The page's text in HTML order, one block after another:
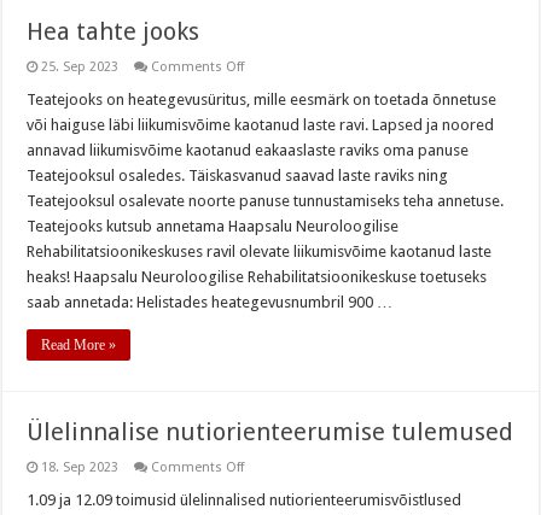
Hea tahte jooks
25. Sep 2023 Comments Offon
tahte
Teatejooks on heategevusüritus, mille eesmärk on toetada õnnetuse
või haiguse läbi liikumisvõime kaotanud laste ravi. Lapsed ja noored
annavad liikumisvõime kaotanud eakaaslaste raviks oma panuse
Teatejooksul osaledes. Täiskasvanud saavad laste raviks ning
Teatejooksul osalevate noorte panuse tunnustamiseks teha annetuse.
Teatejooks kutsub annetama Haapsalu Neuroloogilise
Rehabilitatsioonikeskuses ravil olevate liikumisvõime kaotanud laste
heaks! Haapsalu Neuroloogilise Rehabilitatsioonikeskuse toetuseks
saab annetada: Helistades heategevusnumbril 900 …
Read More »
Ülelinnalise nutiorienteerumise tulemused
18. Sep 2023 Comments Offon
nutiorienteerumise
1.09 ja 12.09 toimusid ülelinnalised nutiorienteerumisvõistlused